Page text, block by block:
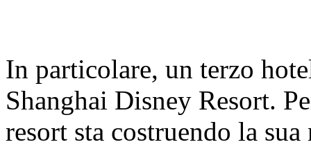
In particolare, un terzo
Shanghai Disney Resort.
resort sta costruendo la